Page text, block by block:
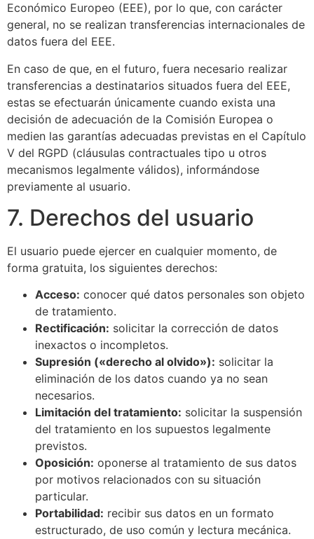
Económico Europeo (EEE), por lo que, con carácter
general, no se realizan transferencias internacionales de
datos fuera del EEE.
En caso de que, en el futuro, fuera necesario realizar
transferencias a destinatarios situados fuera del EEE,
estas se efectuarán únicamente cuando exista una
decisión de adecuación de la Comisión Europea o
medien las garantías adecuadas previstas en el Capítulo
V del RGPD (cláusulas contractuales tipo u otros
mecanismos legalmente válidos), informándose
previamente al usuario.
7. Derechos del usuario
El usuario puede ejercer en cualquier momento, de
forma gratuita, los siguientes derechos:
Acceso: conocer qué datos personales son objeto
de tratamiento.
Rectificación: solicitar la corrección de datos
inexactos o incompletos.
Supresión («derecho al olvido»): solicitar la
eliminación de los datos cuando ya no sean
necesarios.
Limitación del tratamiento: solicitar la suspensión
del tratamiento en los supuestos legalmente
previstos.
Oposición: oponerse al tratamiento de sus datos
por motivos relacionados con su situación
particular.
Portabilidad: recibir sus datos en un formato
estructurado, de uso común y lectura mecánica.